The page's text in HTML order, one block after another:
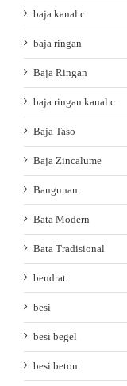
baja kanal c
baja ringan
Baja Ringan
baja ringan kanal c
Baja Taso
Baja Zincalume
Bangunan
Bata Modern
Bata Tradisional
bendrat
besi
besi begel
besi beton